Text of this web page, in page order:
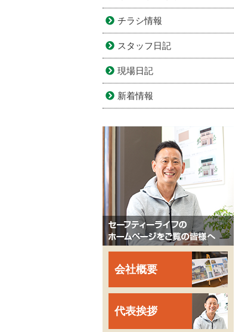
チラシ情報
スタッフ日記
現場日記
新着情報
会社概要
代表挨拶